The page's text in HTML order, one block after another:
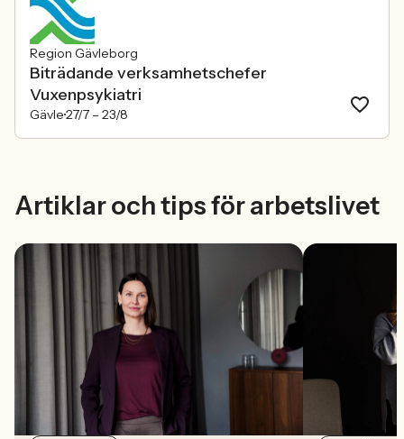
Region Gävleborg
Biträdande verksamhetschefer
Vuxenpsykiatri
Gävle27/7 – 23/8
Artiklar och tips för arbetslivet